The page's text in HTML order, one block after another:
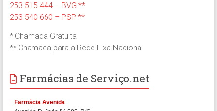
253 515 444 – BVG **
253 540 660 – PSP **
* Chamada Gratuita
** Chamada para a Rede Fixa Nacional
Farmácias de Serviço.net